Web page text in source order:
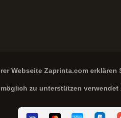
Webseite Zaprinta.comerklären
zu unterstützen verwendet